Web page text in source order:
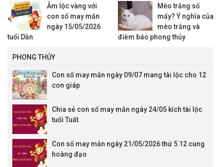
Ẵm lộc vàng với
con số may mắn
ngày 15/05/2026
tuổi Dần
Mèo trắng số
mấy? Ý nghĩa của
mèo trắng và
điềm báo phong thủy
PHONG THỦY
Con số may mắn ngày 09/07 mang tài lộc cho 12
con giáp
Chia sẻ con số may mắn ngày 24/05 kích tài lộc
tuổi Tuất
Con số may mắn ngày 21/05/2026 thứ 5 12 cung
hoàng đạo